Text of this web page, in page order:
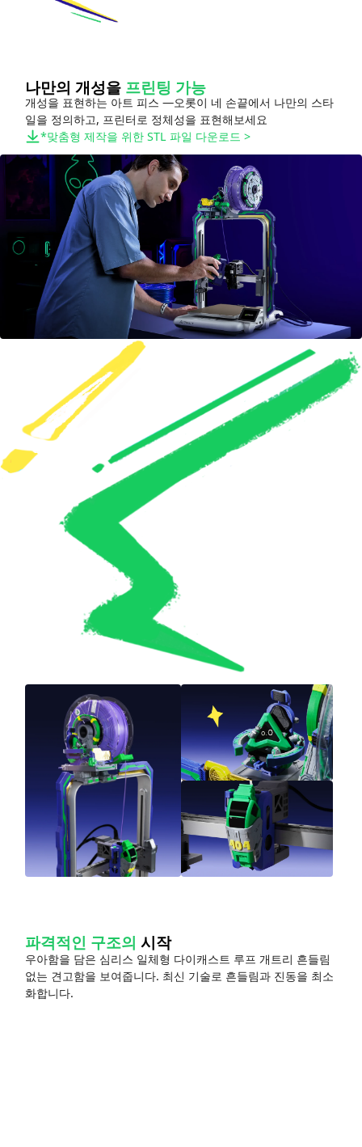
나만의 개성을 프린팅 가능
개성을 표현하는 아트 피스 —오롯이 네 손끝에서 나만의 스타
일을 정의하고, 프린터로 정체성을 표현해보세요
*맞춤형 제작을 위한 STL 파일 다운로드>
파격적인 구조의 시작
우아함을 담은 심리스 일체형 다이캐스트 루프 개트리 흔들림
없는 견고함을 보여줍니다. 최신 기술로 흔들림과 진동을 최소
화합니다.